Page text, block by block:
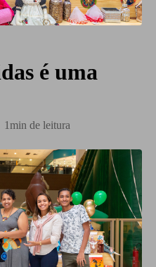
é uma
1min de leitura